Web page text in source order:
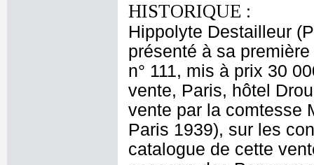
HISTORIQUE :
Hippolyte Destailleur
présenté à sa
n° 111, mis à prix 30
vente, Paris, hôtel
vente par la comtesse
Paris 1939), sur les
catalogue de cette